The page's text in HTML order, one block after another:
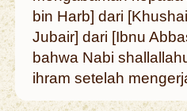
bin Harb] dari
Jubair] dari [Ibnu
bahwa Nabi
ihram setelah